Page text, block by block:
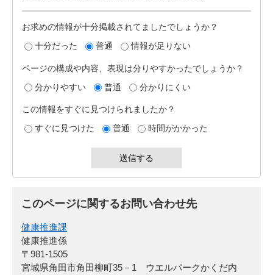
お求めの情報が十分掲載されてましたでしょうか？
十分だった
普通 情報が足りない
ページの構成や内容、表現は分りやすかったでしょうか？
分かりやすい
普通 分かりにくい
この情報をすぐに見つけられましたか？
すぐに見つけた
普通 時間がかかった
このページに関するお問い合わせ先
健康推進課
健康推進係
〒981-1505
宮城県角田市角田柳町35－1 ウエルパークかくだ内